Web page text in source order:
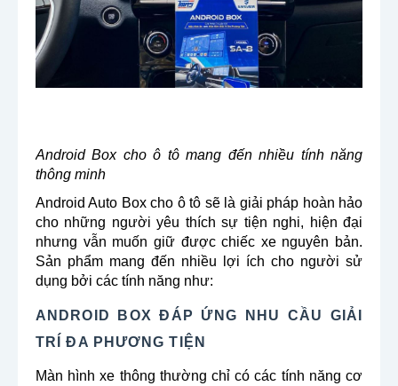
Android Box cho ô tô mang đến nhiều tính năng
thông minh
Android Auto Box cho ô tô sẽ là giải pháp hoàn hảo
cho những người yêu thích sự tiện nghi, hiện đại
nhưng vẫn muốn giữ được chiếc xe nguyên bản.
Sản phẩm mang đến nhiều lợi ích cho người sử
dụng bởi các tính năng như:
ANDROID BOX ĐÁP ỨNG NHU CẦU GIẢI
TRÍ ĐA PHƯƠNG TIỆN
Màn hình xe thông thường chỉ có các tính năng cơ